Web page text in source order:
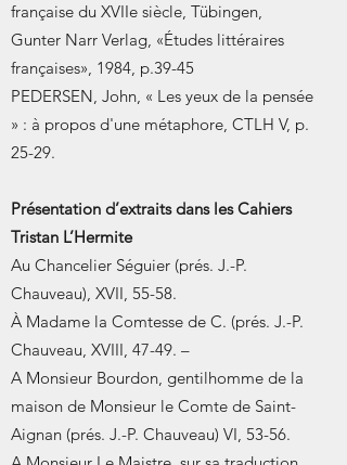
française du XVIIe siècle, Tübingen,
Gunter Narr Verlag, «Études littéraires
françaises», 1984, p.39-45
PEDERSEN, John, « Les yeux de la pensée
» : à propos d'une métaphore, CTLH V, p.
25-29.
Présentation d’extraits dans les Cahiers
Tristan L’Hermite
Au Chancelier Séguier (prés. J.-P.
Chauveau), XVII, 55-58.
À Madame la Comtesse de C. (prés. J.-P.
Chauveau, XVIII, 47-49. –
A Monsieur Bourdon, gentilhomme de la
maison de Monsieur le Comte de Saint-
Aignan (prés. J.-P. Chauveau) VI, 53-56.